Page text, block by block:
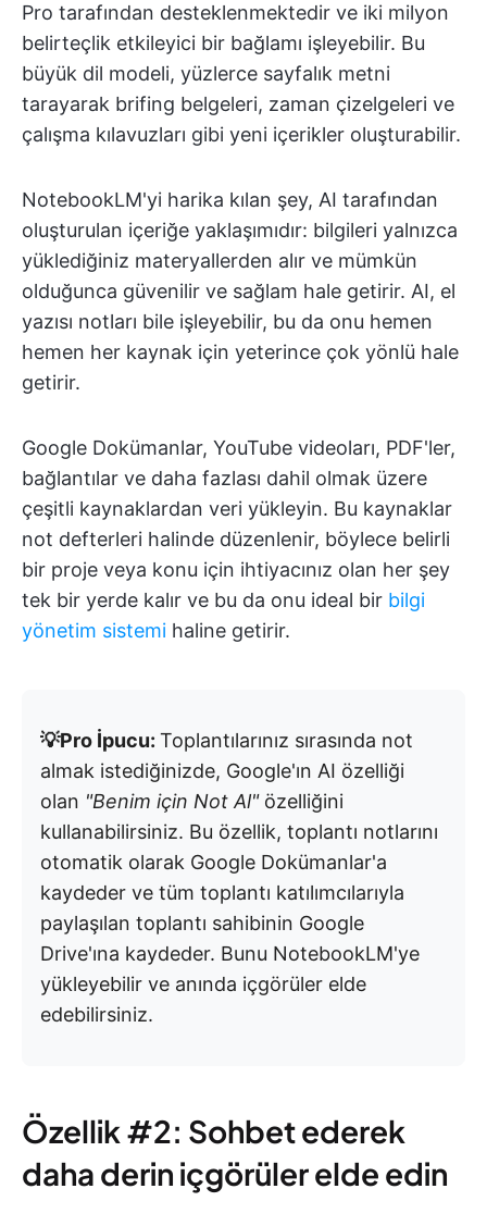
Pro tarafından desteklenmektedir ve iki milyon
belirteçlik etkileyici bir bağlamı işleyebilir. Bu
büyük dil modeli, yüzlerce sayfalık metni
tarayarak brifing belgeleri, zaman çizelgeleri ve
çalışma kılavuzları gibi yeni içerikler oluşturabilir.
NotebookLM'yi harika kılan şey, AI tarafından
oluşturulan içeriğe yaklaşımıdır: bilgileri yalnızca
yüklediğiniz materyallerden alır ve mümkün
olduğunca güvenilir ve sağlam hale getirir. AI, el
yazısı notları bile işleyebilir, bu da onu hemen
hemen her kaynak için yeterince çok yönlü hale
getirir.
Google Dokümanlar, YouTube videoları, PDF'ler,
bağlantılar ve daha fazlası dahil olmak üzere
çeşitli kaynaklardan veri yükleyin. Bu kaynaklar
not defterleri halinde düzenlenir, böylece belirli
bir proje veya konu için ihtiyacınız olan her şey
tek bir yerde kalır ve bu da onu ideal bir bilgi
yönetim sistemi haline getirir.
💡Pro İpucu: Toplantılarınız sırasında not
almak istediğinizde, Google'ın AI özelliği
olan "Benim için Not Al"özelliğini
kullanabilirsiniz. Bu özellik, toplantı notlarını
otomatik olarak Google Dokümanlar'a
kaydeder ve tüm toplantı katılımcılarıyla
paylaşılan toplantı sahibinin Google
Drive'ına kaydeder. Bunu NotebookLM'ye
yükleyebilir ve anında içgörüler elde
edebilirsiniz.
Özellik #2: Sohbet ederek
daha derin içgörüler elde edin